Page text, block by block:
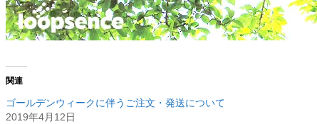
関連
ゴールデンウィークに伴うご注文・発送について
2019年4月12日